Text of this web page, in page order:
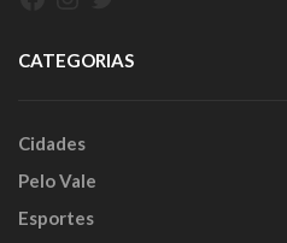
CATEGORIAS
Cidades
Pelo Vale
Esportes